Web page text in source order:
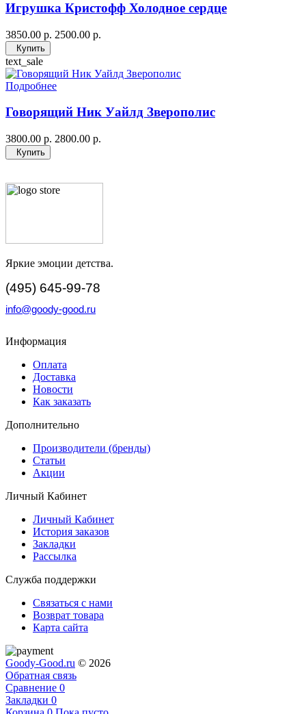
Игрушка Кристофф Холодное сердце
3850.00 р. 2500.00 р.
Купить
text_sale
Подробнее
Говорящий Ник Уайлд Зверополис
3800.00 р. 2800.00 р.
Купить
Яркие эмоции детства.
(495) 645-99-78
info@goody-good.ru
Информация
Оплата
Доставка
Новости
Как заказать
Дополнительно
Производители (бренды)
Статьи
Акции
Личный Кабинет
Личный Кабинет
История заказов
Закладки
Рассылка
Служба поддержки
Связаться с нами
Возврат товара
Карта сайта
Goody-Good.ru © 2026
Обратная связь
Сравнение 0
Закладки 0